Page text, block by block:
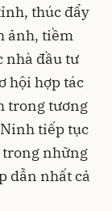
thúc đẩy
ảnh, tiềm
nhà đầu tư
hội hợp tác
trong tương
tiếp tục
những
dẫn nhất cả